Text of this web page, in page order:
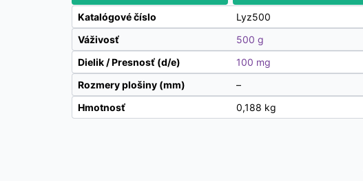
Katalógové číslo
Lyz500
Váživosť
500 g
Dielik / Presnosť (d/e)
100 mg
Rozmery plošiny (mm)
–
Hmotnosť
0,188 kg